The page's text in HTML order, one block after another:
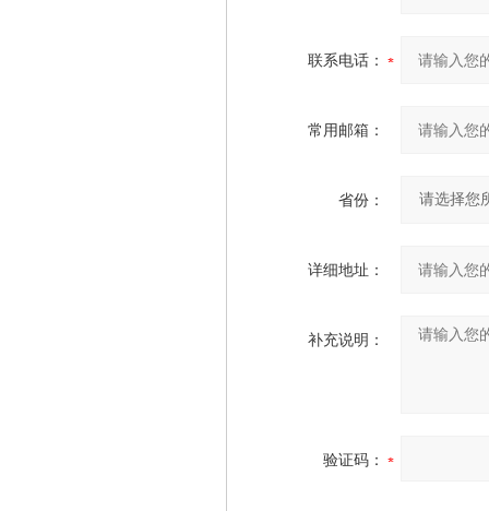
联系电话：
常用邮箱：
省份：
详细地址：
补充说明：
验证码：